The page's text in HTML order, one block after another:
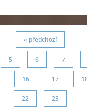
« předchozí
5 6 7
16 17
22 23